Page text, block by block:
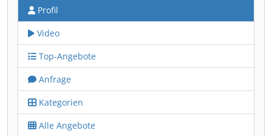
Profil
Video
Top-Angebote
Anfrage
Kategorien
Alle Angebote